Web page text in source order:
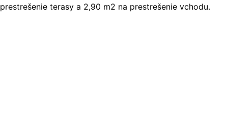
prestrešenie terasy a 2,90 m2 na prestrešenie vchodu.